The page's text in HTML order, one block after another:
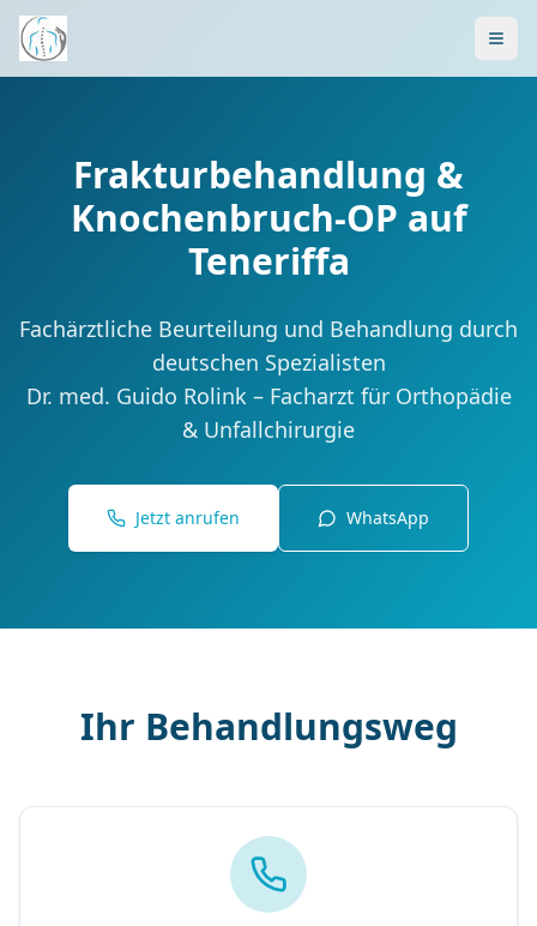
Frakturbehandlung &
Knochenbruch-OP auf
Teneriffa
Fachärztliche Beurteilung und Behandlung durch
deutschen Spezialisten
Dr. med. Guido Rolink – Facharzt für Orthopädie
& Unfallchirurgie
Jetzt anrufen WhatsApp
Ihr Behandlungsweg